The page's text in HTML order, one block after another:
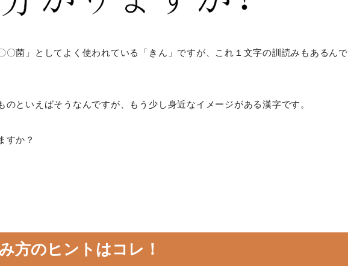
〇菌」としてよく使われている「きん」ですが、これ１文字の訓読みもあるんで
のといえばそうなんですが、もう少し身近なイメージがある漢字です。
すか？
方のヒントはコレ！